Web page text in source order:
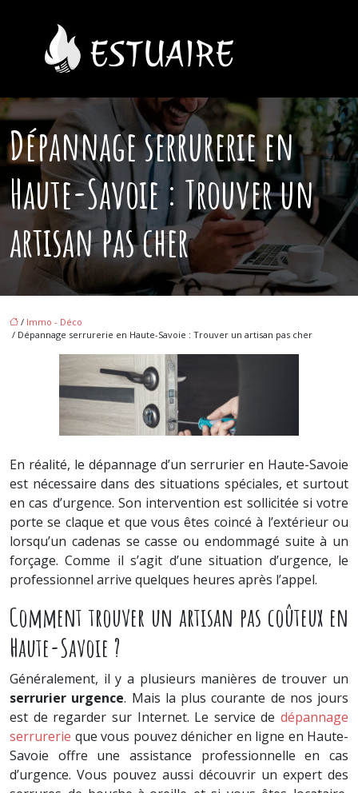
Dépannage serrurerie en
Haute-Savoie : Trouver un
artisan pas cher
/ Immo - Déco
/ Dépannage serrurerie en Haute-Savoie : Trouver un artisan pas cher
En réalité, le dépannage d’un serrurier en Haute-Savoie
est nécessaire dans des situations spéciales, et surtout
en cas d’urgence. Son intervention est sollicitée si votre
porte se claque et que vous êtes coincé à l’extérieur ou
lorsqu’un cadenas se casse ou endommagé suite à un
forçage. Comme il s’agit d’une situation d’urgence, le
professionnel arrive quelques heures après l’appel.
Comment trouver un artisan pas coûteux en
Haute-Savoie ?
Généralement, il y a plusieurs manières de trouver un
serrurier urgence. Mais la plus courante de nos jours
est de regarder sur Internet. Le service de dépannage
serrurerie que vous pouvez dénicher en ligne en Haute-
Savoie offre une assistance professionnelle en cas
d’urgence. Vous pouvez aussi découvrir un expert des